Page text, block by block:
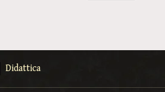
Didattica